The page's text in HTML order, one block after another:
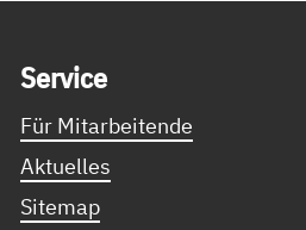
Ser­vice
Für Mitarbeitende
Aktuelles
Sitemap